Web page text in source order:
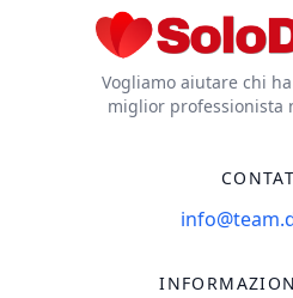
Vogliamo aiutare chi
miglior professionista